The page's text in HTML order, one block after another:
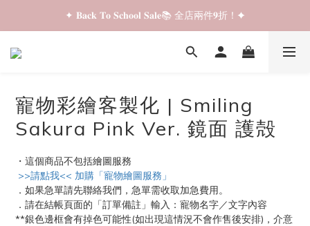
✦ 𝐁𝐚𝐜𝐤 𝐓𝐨 𝐒𝐜𝐡𝐨𝐨𝐥 𝐒𝐚𝐥𝐞📚 全店兩件𝟗折！✦
✦ 𝐁𝐚𝐜𝐤 𝐓𝐨 𝐒𝐜𝐡𝐨𝐨𝐥 𝐒𝐚𝐥𝐞📚 全店兩件𝟗折！✦
✦ 全店購物滿 𝐇𝐊𝐃𝟑𝟓𝟎 即享順豐站/智能櫃免運費！✦
寵物彩繪客製化 | Smiling
Sakura Pink Ver. 鏡面 護殻
・這個商品不包括繪圖服務
>>請點我<< 加購「寵物繪圖服務」
．如果急單請先聯絡我們，急單需收取加急費用。
．請在結帳頁面的「訂單備註」輸入：寵物名字／文字內容
**銀色邊框會有掉色可能性(如出現這情況不會作售後安排)，介意